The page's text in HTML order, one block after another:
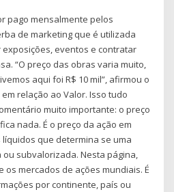
pago mensalmente pelos
de marketing que é utilizada
eventos e contratar
“O preço das obras varia muito,
aqui foi R$ 10 mil”, afirmou o
relação ao Valor. Isso tudo
muito importante: o preço
nada. É o preço da ação em
que determina se uma
subvalorizada. Nesta página,
mercados de ações mundiais. É
por continente, país ou